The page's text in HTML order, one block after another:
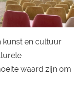
kunst en cultuur
waard zijn om